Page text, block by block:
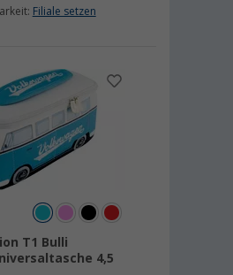
Filiale setzen
T1 Bulli
4,5